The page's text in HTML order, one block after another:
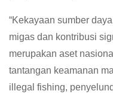
“Kekayaan sumber
migas dan kontribusi
merupakan aset
tantangan keamanan
illegal fishing,